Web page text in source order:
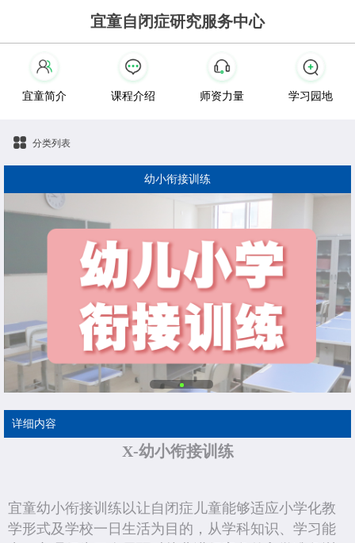
宜童自闭症研究服务中心
宜童简介 课程介绍 师资力量 学习园地
分类列表
幼小衔接训练
详细内容
X-幼小衔接训练
宜童幼小衔接训练以让自闭症儿童能够适应小学化教
学形式及学校一日生活为目的，从学科知识、学习能